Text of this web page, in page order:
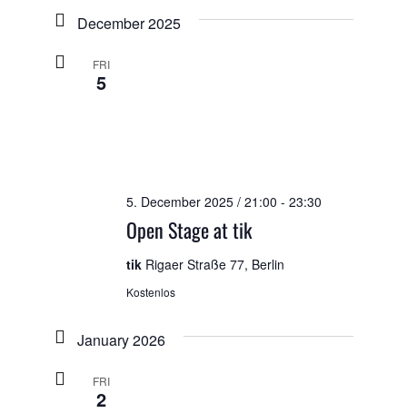
December 2025
FRI
5
Open Stage at tik
5. December 2025 / 21:00 - 23:30
tik Rigaer Straße 77, Berlin
Kostenlos
January 2026
FRI
2